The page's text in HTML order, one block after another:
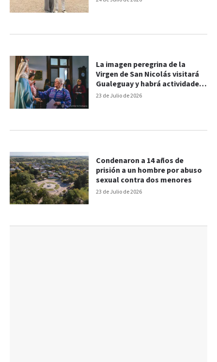
23 de Julio de 2026
La imagen peregrina de la
Virgen de San Nicolás visitará
Gualeguay y habrá actividades
religiosas
23 de Julio de 2026
Condenaron a 14 años de
prisión a un hombre por abuso
sexual contra dos menores